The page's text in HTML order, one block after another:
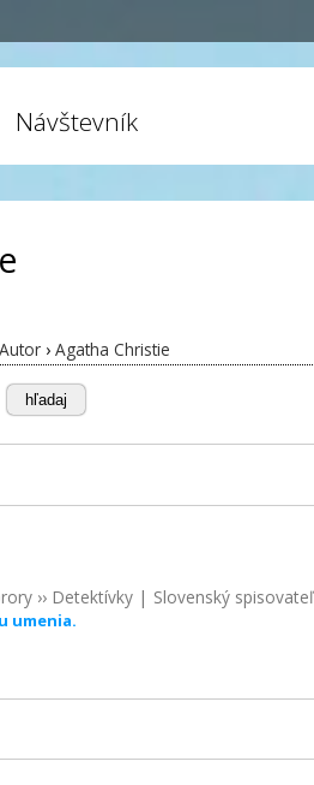
Návštevník
Autor › Agatha Christie
hľadaj
›› Detektívky| Slovenský spisovateľ
umenia.